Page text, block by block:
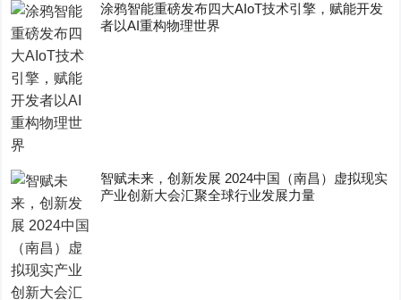
涂鸦智能重磅发布四大AIoT技术引擎，赋能开发
者以AI重构物理世界
智赋未来，创新发展 2024中国（南昌）虚拟现实
产业创新大会汇聚全球行业发展力量